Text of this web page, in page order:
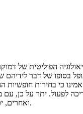
הפוליטית של
בסופו של דבר
כי בחירות
לפעול. יתר על כן,
ואחרים, יכול להכתיב חירותם ואת העתיד של ארצם.